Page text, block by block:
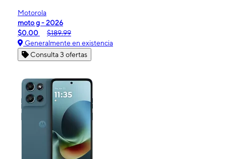
Motorola
moto g - 2026
$0.00
$189.99
Generalmente en existencia
Consulta 3 ofertas